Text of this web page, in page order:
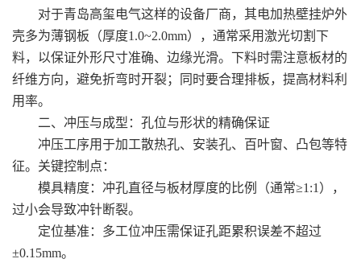
对于青岛高玺电气这样的设备厂商，其电加热壁挂炉外
壳多为薄钢板（厚度1.0~2.0mm），通常采用激光切割下
料，以保证外形尺寸准确、边缘光滑。下料时需注意板材的
纤维方向，避免折弯时开裂；同时要合理排板，提高材料利
用率。
二、冲压与成型：孔位与形状的精确保证
冲压工序用于加工散热孔、安装孔、百叶窗、凸包等特
征。关键控制点：
模具精度：冲孔直径与板材厚度的比例（通常≥1:1），
过小会导致冲针断裂。
定位基准：多工位冲压需保证孔距累积误差不超过
±0.15mm。